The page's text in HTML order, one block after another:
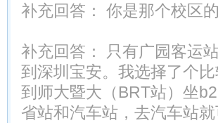
补充回答： 你是那个校区
补充回答： 只有广园客运
到深圳宝安。我选择了个
到师大暨大（BRT站）坐
省站和汽车站，去汽车站就